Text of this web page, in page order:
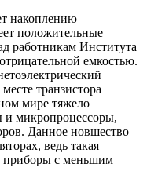
накоплению
положительные
работникам Института
емкостью.
транзистора
мире тяжело
и микропроцессоры,
Данное новшество
ведь такая
приборы с меньшим